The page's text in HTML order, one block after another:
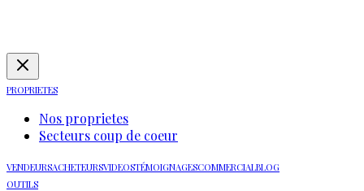
PROPRIETES
Nos proprietes
Secteurs coup de coeur
VENDEURSACHETEURSVIDEOSTÉMOIGNAGESCOMMERCIALBLOG
OUTILS